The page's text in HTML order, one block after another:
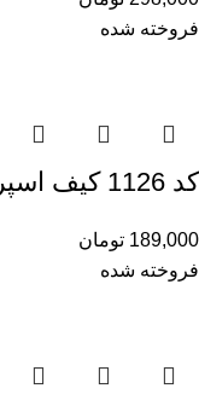
فروخته شده
کد 1126 کیف اسپرت دخترانه
189,000 تومان
فروخته شده